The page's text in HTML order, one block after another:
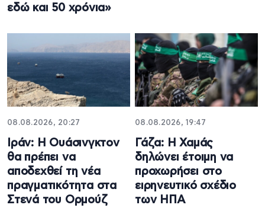
εδώ και 50 χρόνια»
08.08.2026, 20:27
Ιράν: Η Ουάσινγκτον
θα πρέπει να
αποδεχθεί τη νέα
πραγματικότητα στα
Στενά του Ορμούζ
08.08.2026, 19:47
Γάζα: Η Χαμάς
δηλώνει έτοιμη να
προχωρήσει στο
ειρηνευτικό σχέδιο
των ΗΠΑ